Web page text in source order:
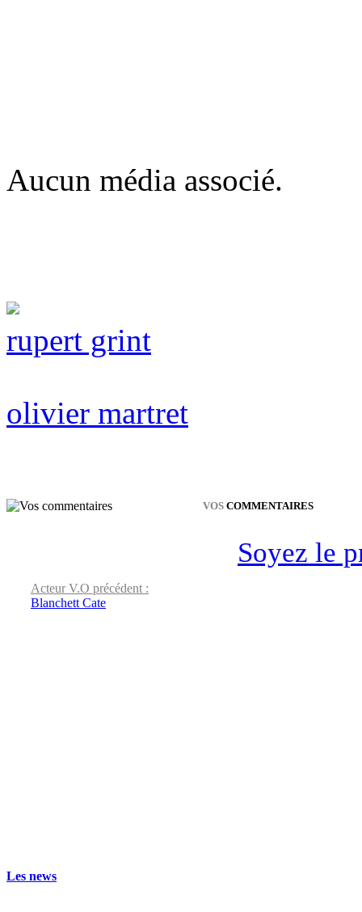
Aucun média associé.
rupert grint
olivier martret
VOS COMMENTAIRES
Soyez le
Acteur V.O précédent :
Blanchett Cate
Les news